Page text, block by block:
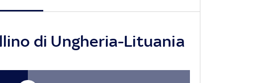
di Ungheria-Lituania